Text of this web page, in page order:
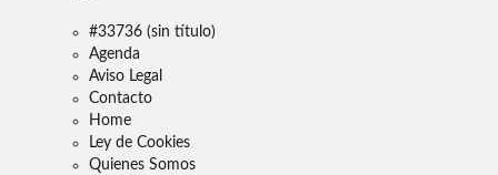
#33736 (sin título)
Agenda
Aviso Legal
Contacto
Home
Ley de Cookies
Quienes Somos